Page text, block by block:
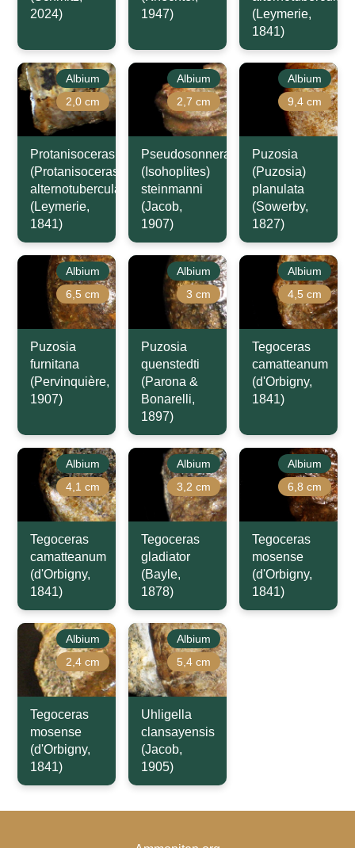
2024)
1947)
(Leymerie,
1841)
Albium
2,0 cm
Protanisoceras
(Protanisoceras)
alternotuberculatum
(Leymerie,
1841)
Albium
2,7 cm
Pseudosonneratia
(Isohoplites)
steinmanni
(Jacob,
1907)
Albium
9,4 cm
Puzosia
(Puzosia)
planulata
(Sowerby,
1827)
Albium
6,5 cm
Puzosia
furnitana
(Pervinquière,
1907)
Albium
3 cm
Puzosia
quenstedti
(Parona &
Bonarelli,
1897)
Albium
4,5 cm
Tegoceras
camatteanum
(d'Orbigny,
1841)
Albium
4,1 cm
Tegoceras
camatteanum
(d'Orbigny,
1841)
Albium
3,2 cm
Tegoceras
gladiator
(Bayle,
1878)
Albium
6,8 cm
Tegoceras
mosense
(d'Orbigny,
1841)
Albium
2,4 cm
Tegoceras
mosense
(d'Orbigny,
1841)
Albium
5,4 cm
Uhligella
clansayensis
(Jacob,
1905)